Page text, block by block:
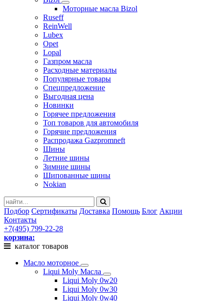
Моторные масла Bizol
Ruseff
ReinWell
Lubex
Opet
Lopal
Газпром масла
Расходные материалы
Популярные товары
Спецпредложение
Выгодная цена
Новинки
Горячее предложения
Топ товаров для автомобиля
Горячие предложения
Распродажа Gazpromneft
Шины
Летние шины
Зимние шины
Шипованные шины
Nokian
Подбор Сертификаты Доставка Помощь Блог Акции
Контакты
+7(495) 799-22-28
корзина:
каталог товаров
Масло моторное
Liqui Moly Масла
Liqui Moly 0w20
Liqui Moly 0w30
Liqui Moly 0w40